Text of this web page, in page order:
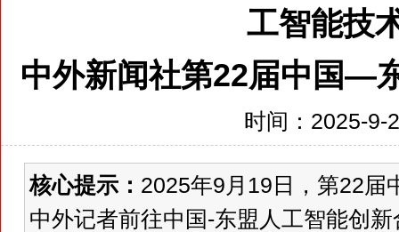
工智能技
中外新闻社第22届中国—
时间：2025-9-
核心提示： 2025年9月19日，第22
中外记者前往中国-东盟人工智能创